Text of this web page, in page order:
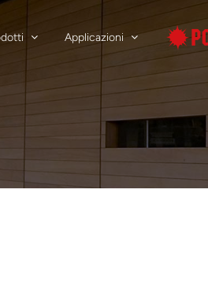
Applicazioni